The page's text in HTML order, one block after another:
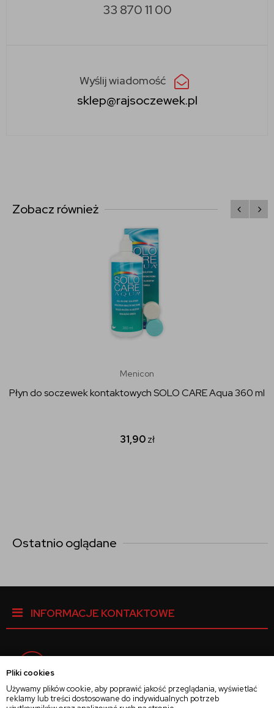
Pliki cookies
Używamy plików cookie, aby poprawić jakość przeglądania, wyświetlać
reklamy lub treści dostosowane do indywidualnych potrzeb
33 870 11 00
Wyślij wiadomość
sklep@rajsoczewek.pl
Zobacz również
Menicon
Płyn do soczewek kontaktowych SOLO CARE Aqua 360 ml
31,90zł
Ostatnio oglądane
INFORMACJE KONTAKTOWE
Instagram